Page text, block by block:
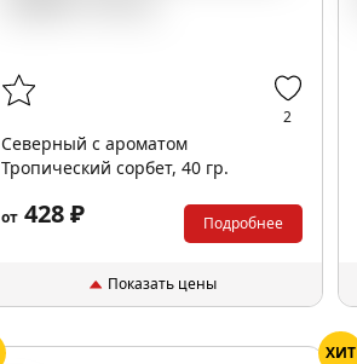
2
Северный с ароматом
Тропический сорбет, 40 гр.
от 428 ₽ Подробнее
Показать цены
ХИТ